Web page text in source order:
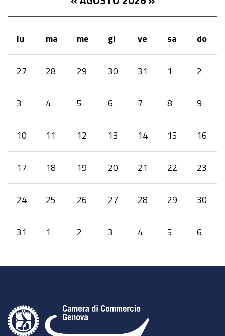
lu ma me gi ve sa do
27 28 29 30 31 1 2
3 4 5 6 7 8 9
10 11 12 13 14 15 16
17 18 19 20 21 22 23
24 25 26 27 28 29 30
31 1 2 3 4 5 6